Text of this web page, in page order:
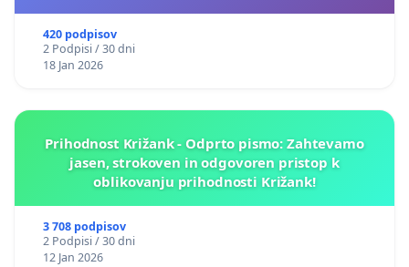
420 podpisov
2 Podpisi / 30 dni
18 Jan 2026
Prihodnost Križank - Odprto pismo: Zahtevamo
jasen, strokoven in odgovoren pristop k
oblikovanju prihodnosti Križank!
3 708 podpisov
2 Podpisi / 30 dni
12 Jan 2026